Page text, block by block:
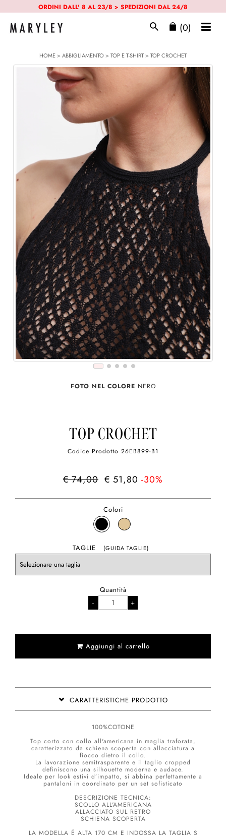
ORDINI DALL' 8 AL 23/8 > SPEDIZIONI DAL 24/8
(0)
HOME>ABBIGLIAMENTO>TOP E T-SHIRT> TOP CROCHET
FOTO NEL COLORE NERO
TOP CROCHET
Codice Prodotto 26EB899-B1
€ 74,00 € 51,80 -30%
Colori
TAGLIE (GUIDA TAGLIE)
Quantità
Aggiungi al carrello
CARATTERISTICHE PRODOTTO
100%COTONE
Top corto con collo all'americana in maglia traforata,
caratterizzato da schiena scoperta con allacciatura a
fiocco dietro il collo.
La lavorazione semitrasparente e il taglio cropped
definiscono una silhouette moderna e audace.
Ideale per look estivi d’impatto, si abbina perfettamente a
pantaloni in coordinato per un set sofisticato
DESCRIZIONE TECNICA:
SCOLLO ALL'AMERICANA
ALLACCIATO SUL RETRO
SCHIENA SCOPERTA
LA MODELLA É ALTA 170 CM E INDOSSA LA TAGLIA S